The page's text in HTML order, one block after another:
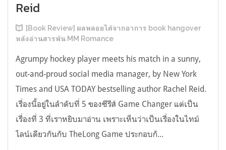
Reid
[Book Review] ผลพลอยได้จากอาการ book hangover
หลังอ่านสารพัน MM Romance
Agrumpy hockey player meets his match in a sunny,
out-and-proud social media manager, by New York
Times and USA TODAY bestselling author Rachel Reid.
เรื่องนี้อยู่ในลำดับที่ 5 ของซีรีส์ Game Changer แต่เป็น
เรื่องที่ 3 ที่เราหยิบมาอ่าน เพราะเห็นว่าเป็นเรื่องในไทม์
ไลน์เดียวกันกับ TheLong Game ประกอบกั...